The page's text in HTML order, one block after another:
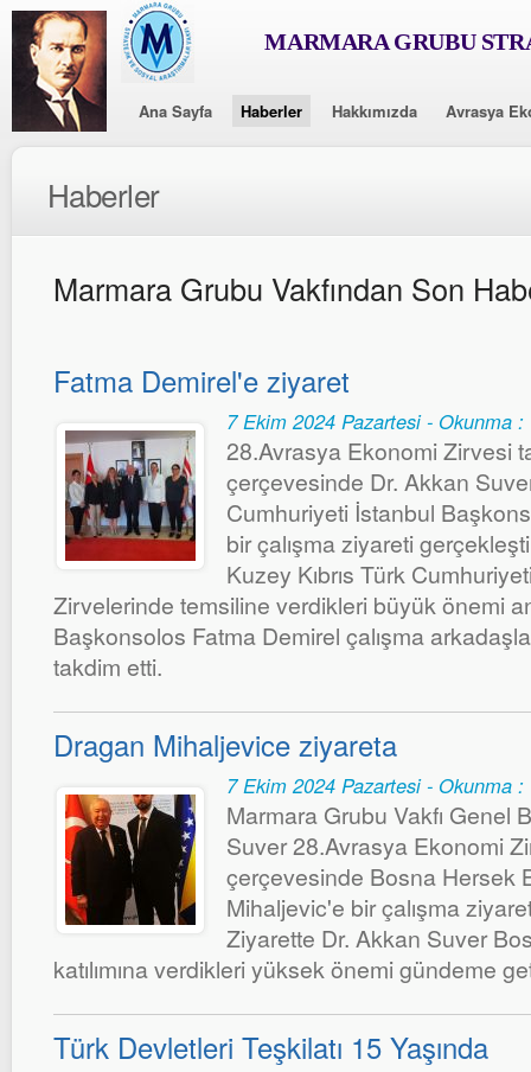
MARMARA GRUBU
Ana Sayfa Haberler Hakkımızda Avrasya
Haberler
Marmara Grubu Vakfından Son
Fatma Demirel'e ziyaret
7 Ekim 2024 Pazartesi - Okunma :
28.Avrasya Ekonomi Zirvesi
çerçevesinde Dr. Akkan
Cumhuriyeti İstanbul
bir çalışma ziyareti
Kuzey Kıbrıs Türk
Zirvelerinde temsiline verdikleri büyük önemi
Başkonsolos Fatma Demirel çalışma
takdim etti.
Dragan Mihaljevice ziyareta
7 Ekim 2024 Pazartesi - Okunma :
Marmara Grubu Vakfı Genel
Suver 28.Avrasya Ekonomi
çerçevesinde Bosna Hersek
Mihaljevic'e bir çalışma
Ziyarette Dr. Akkan Suver
katılımına verdikleri yüksek önemi gündeme
Türk Devletleri Teşkilatı 15 Yaşında